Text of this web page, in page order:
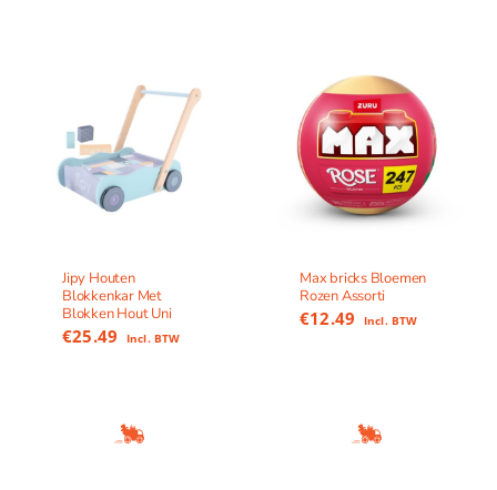
Jipy Houten
Blokkenkar Met
Blokken Hout Uni
€25.49 Incl. BTW
Max bricks Bloemen
Rozen Assorti
€12.49 Incl. BTW